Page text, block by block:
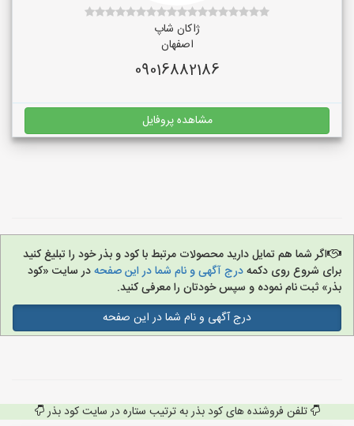
ژاکان شاپ
اصفهان
09016882186
مشاهده پروفایل
اگر شما هم تمایل دارید محصولات مرتبط با کود و بذر خود را تبلیغ کنید
برای شروع روی دکمهدرج آگهی و نام شما در این صفحهدر سایت «کود
بذر» ثبت نام نموده و سپس خودتان را معرفی کنید.
درج آگهی و نام شما در این صفحه
تلفن فروشنده های کود بذر به ترتیب ستاره در سایت کود بذر